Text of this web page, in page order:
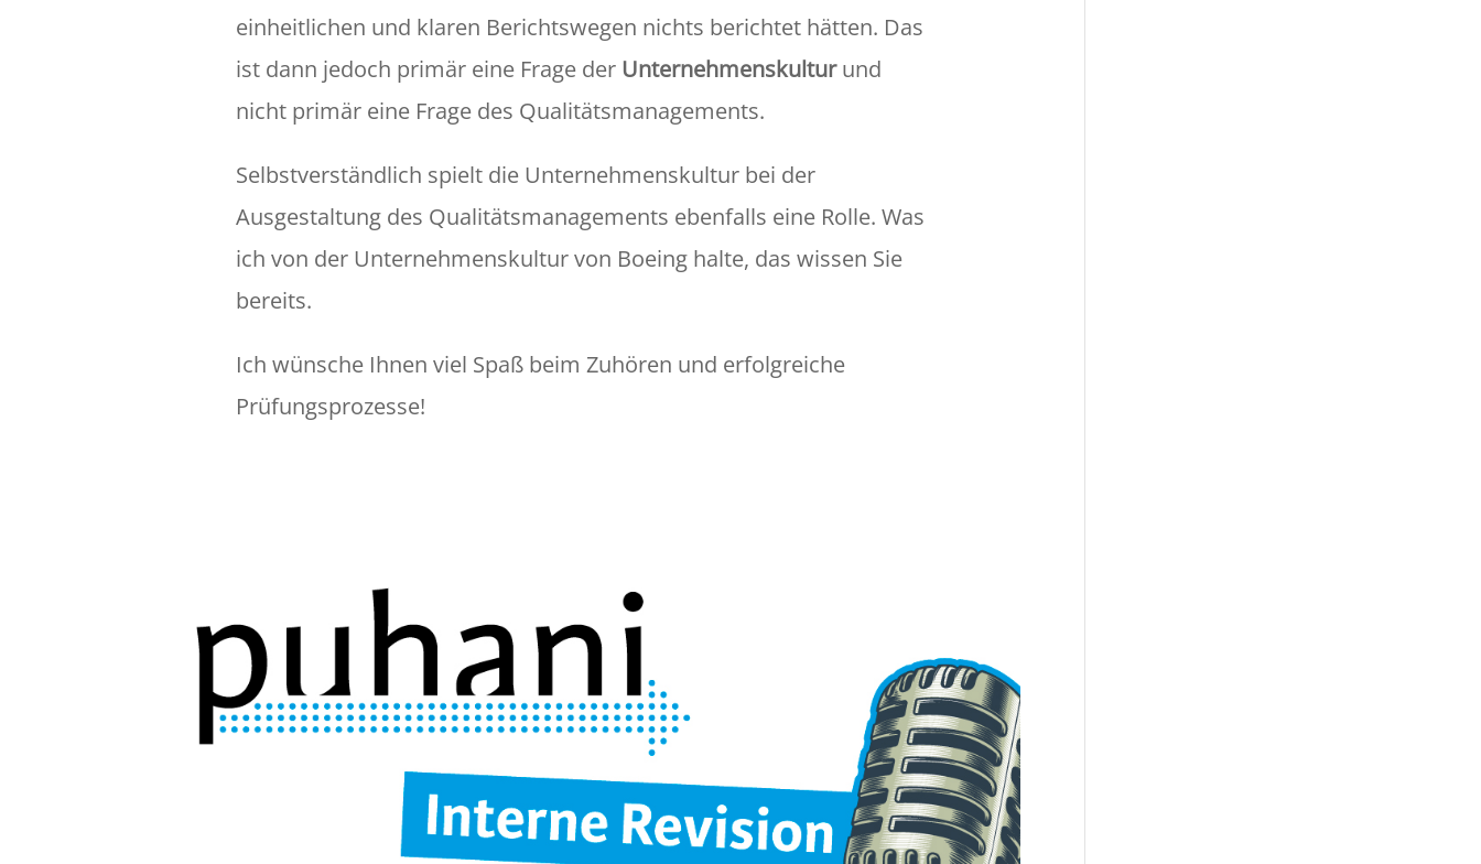
einheitlichen und klaren Berichtswegen nichts berichtet hätten. Das
ist dann jedoch primär eine Frage der Unternehmenskulturund
nicht primär eine Frage des Qualitätsmanagements.
Selbstverständlich spielt die Unternehmenskultur bei der
Ausgestaltung des Qualitätsmanagements ebenfalls eine Rolle. Was
ich von der Unternehmenskultur von Boeing halte, das wissen Sie
bereits.
Ich wünsche Ihnen viel Spaß beim Zuhören und erfolgreiche
Prüfungsprozesse!